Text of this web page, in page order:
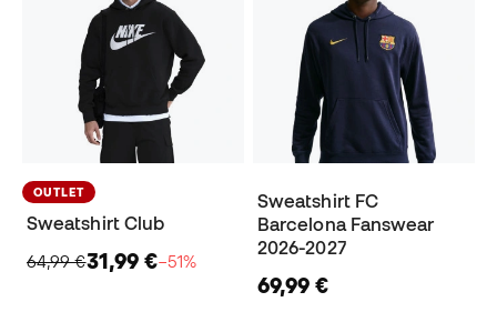
OUTLET
Sweatshirt Club
64,99 €31,99 €−51%
Sweatshirt FC
Barcelona Fanswear
2026-2027
69,99 €